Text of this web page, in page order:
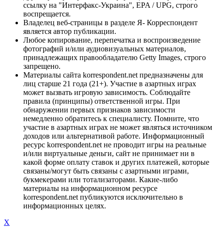
ссылку на "Интерфакс-Украина", EPA / UPG, строго
воспрещается.
Владелец веб-страницы в разделе Я- Корреспондент
является автор публикации.
Любое копирование, перепечатка и воспроизведение
фотографий и/или аудиовизуальных материалов,
принадлежащих правообладателю Getty Images, строго
запрещено.
Материалы сайта korrespondent.net предназначены для
лиц старше 21 года (21+). Участие в азартных играх
может вызвать игровую зависимость. Соблюдайте
правила (принципы) ответственной игры. При
обнаружении первых признаков зависимости
немедленно обратитесь к специалисту. Помните, что
участие в азартных играх не может являться источником
доходов или альтернативой работе. Информационный
ресурс korrespondent.net не проводит игры на реальные
и/или виртуальные деньги, сайт не принимает ни в
какой форме оплату ставок и других платежей, которые
связаны/могут быть связаны с азартными играми,
букмекерами или тотализаторами. Какие-либо
материалы на информационном ресурсе
korrespondent.net публикуются исключительно в
информационных целях.
X